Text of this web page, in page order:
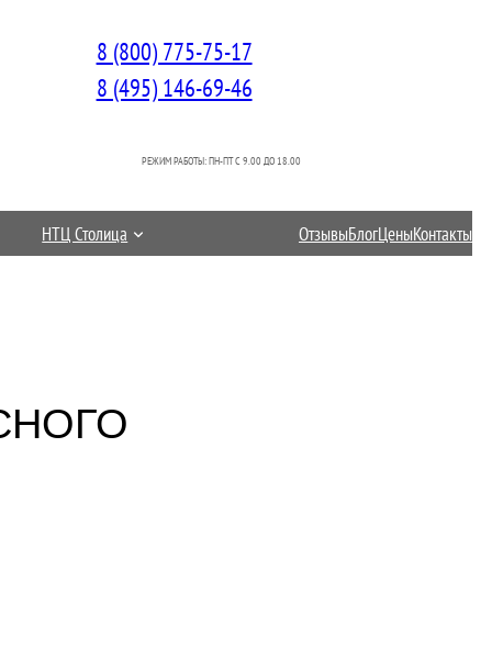
8 (800) 775-75-17
8 (495) 146-69-46
РЕЖИМ РАБОТЫ: ПН-ПТ C 9.00 ДО 18.00
НТЦ Столица ОтзывыБлогЦеныКонтакты